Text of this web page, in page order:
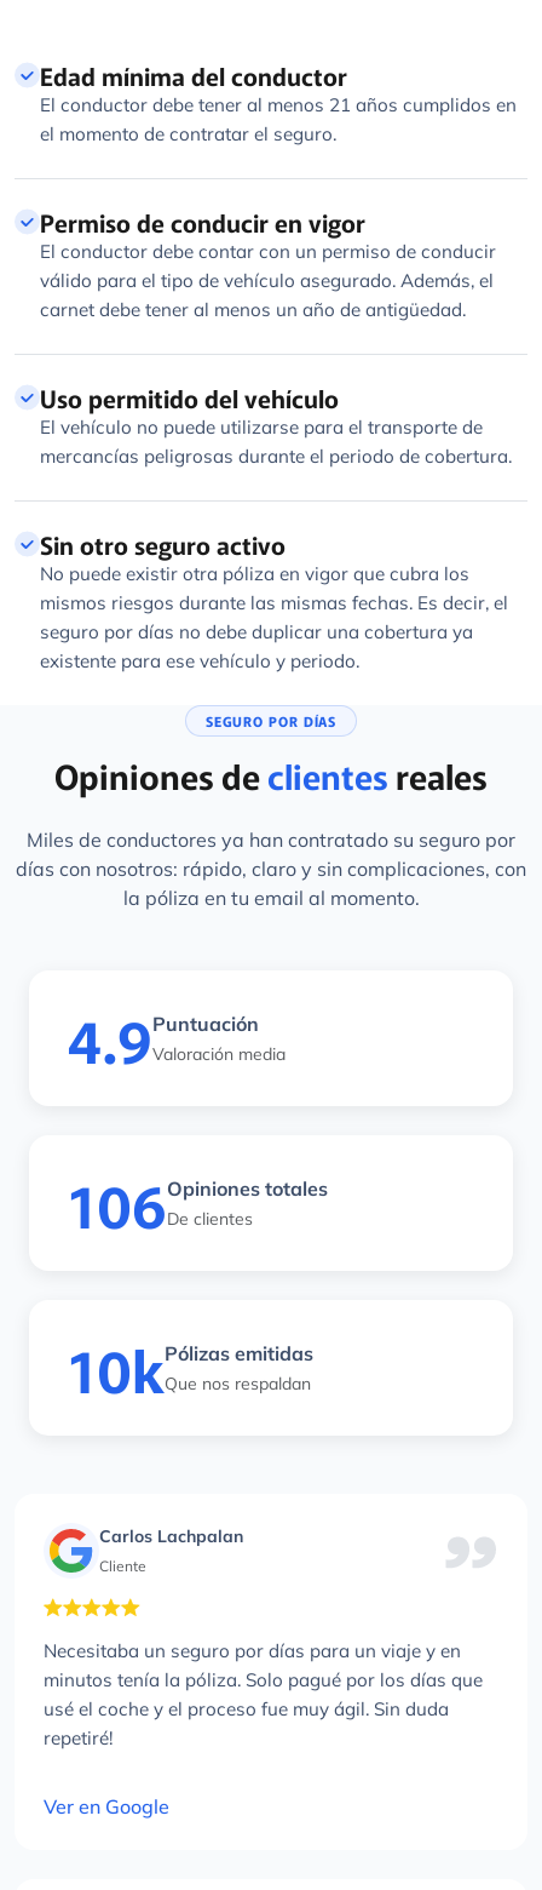
Edad mínima del conductor
El conductor debe tener al menos 21 años cumplidos en
el momento de contratar el seguro.
Permiso de conducir en vigor
El conductor debe contar con un permiso de conducir
válido para el tipo de vehículo asegurado. Además, el
carnet debe tener al menos un año de antigüedad.
Uso permitido del vehículo
El vehículo no puede utilizarse para el transporte de
mercancías peligrosas durante el periodo de cobertura.
Sin otro seguro activo
No puede existir otra póliza en vigor que cubra los
mismos riesgos durante las mismas fechas. Es decir, el
seguro por días no debe duplicar una cobertura ya
existente para ese vehículo y periodo.
SEGURO POR DÍAS
Opiniones declientes reales
Miles de conductores ya han contratado su seguro por
días con nosotros: rápido, claro y sin complicaciones, con
la póliza en tu email al momento.
4.9Puntuación
Valoración media
106Opiniones totales
De clientes
10kPólizas emitidas
Que nos respaldan
Carlos Lachpalan
Cliente
Necesitaba un seguro por días para un viaje y en
minutos tenía la póliza. Solo pagué por los días que
usé el coche y el proceso fue muy ágil. Sin duda
repetiré!
Ver en Google